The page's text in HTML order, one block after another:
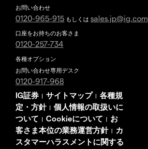
お問い合わせ
0120-965-915 もしくは sales.jp@ig.com
口座をお持ちのお客さま
0120-257-734
各種オプション
お問い合わせ専用デスク
0120-917-968
IG証券 | サイトマップ | 各種規
定・方針| 個人情報の取扱いに
ついて | Cookieについて | お
客さま本位の業務運営方針|
カ
スタマーハラスメントに関する